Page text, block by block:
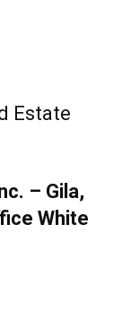
Estate
– Gila,
White